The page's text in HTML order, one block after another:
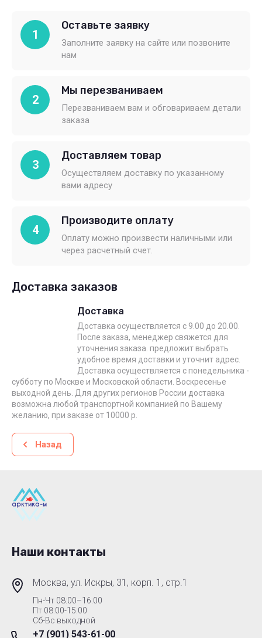
1
Оставьте заявку
Заполните заявку на сайте или позвоните
нам
2
Мы перезваниваем
Перезваниваем вам и обговариваем детали
заказа
3
Доставляем товар
Осуществляем доставку по указанному
вами адресу
4
Производите оплату
Оплату можно произвести наличными или
через расчетный счет.
Доставка заказов
Доставка
Доставка осуществляется с 9.00 до 20.00.
После заказа, менеджер свяжется для
уточнения заказа. предложит выбрать
удобное время доставки и уточнит адрес.
Доставка осуществляется с понедельника -
субботу по Москве и Московской области. Воскресенье
выходной день. Для других регионов России доставка
возможна любой транспортной компанией по Вашему
желанию, при заказе от 10000 р.
Назад
Наши контакты
Москва, ул. Искры, 31, корп. 1, стр.1
Пн-Чт 08:00–16:00
Пт 08:00-15:00
Сб-Вс выходной
+7 (901) 543-61-00